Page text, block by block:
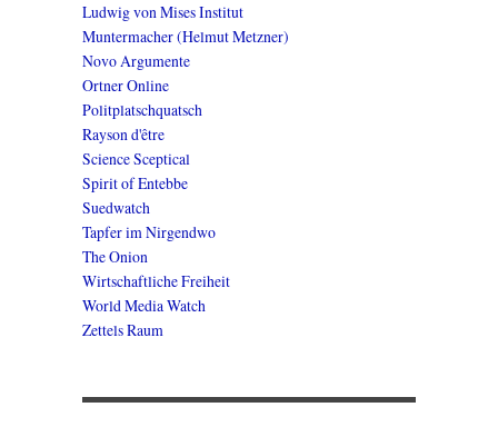
Ludwig von Mises Institut
Muntermacher (Helmut Metzner)
Novo Argumente
Ortner Online
Politplatschquatsch
Rayson d'être
Science Sceptical
Spirit of Entebbe
Suedwatch
Tapfer im Nirgendwo
The Onion
Wirtschaftliche Freiheit
World Media Watch
Zettels Raum